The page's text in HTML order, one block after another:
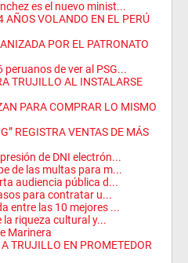
es el nuevo minist...
AÑOS VOLANDO EN EL PERÚ
POR EL PATRONATO
peruanos de ver al PSG...
TRUJILLO AL INSTALARSE
PARA COMPRAR LO MISMO
REGISTRA VENTAS DE MÁS
de DNI electrón...
de las multas para m...
audiencia pública d...
para contratar u...
entre las 10 mejores ...
la riqueza cultural y...
Marinera
TRUJILLO EN PROMETEDOR